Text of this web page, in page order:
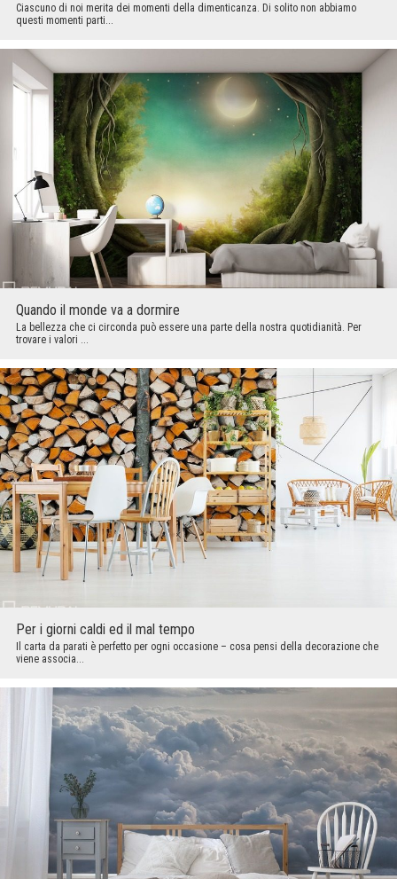
Ciascuno di noi merita dei momenti della dimenticanza. Di solito non abbiamo
questi momenti parti...
Quando il monde va a dormire
La bellezza che ci circonda può essere una parte della nostra quotidianità. Per
trovare i valori ...
Per i giorni caldi ed il mal tempo
Il carta da parati è perfetto per ogni occasione – cosa pensi della decorazione che
viene associa...